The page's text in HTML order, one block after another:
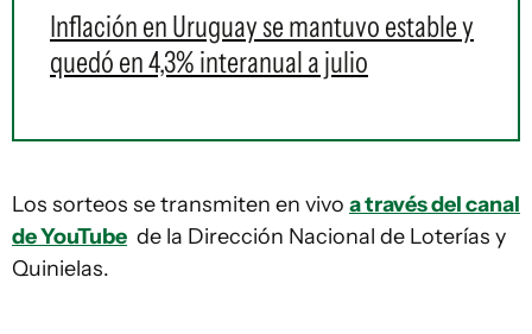
Inflación en Uruguay se mantuvo estable y
quedó en 4,3% interanual a julio
Los sorteos se transmiten en vivo a través del canal
de YouTube de la Dirección Nacional de Loterías y
Quinielas.